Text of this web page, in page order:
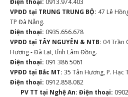
Điện thoại: 0913.974.403
VPĐD tại TRUNG TRUNG BỘ: 47 Lê
TP Đà Nẵng.
Điện thoại: 0935.656.678
VPĐD tại TÂY NGUYÊN & NTB: 04 Trần
Hương - Đà Lạt, tỉnh Lâm Đồng.
Điện thoại: 091 386 5061
VPĐD tại Bắc MT: 35 Tân Hương, P. Hạc
Điện thoại: 0912.858.082
PV TT tại Nghệ An: Điện thoại: